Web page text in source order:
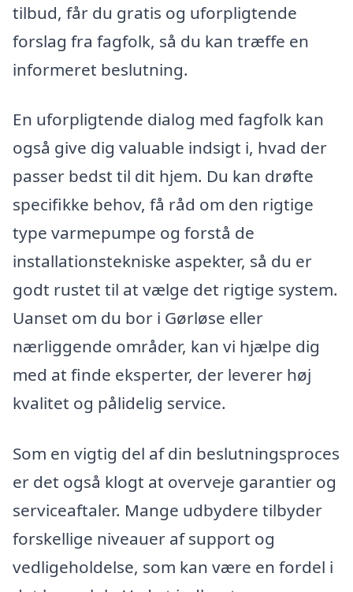
tilbud, får du gratis og uforpligtende
forslag fra fagfolk, så du kan træffe en
informeret beslutning.
En uforpligtende dialog med fagfolk kan
også give dig valuable indsigt i, hvad der
passer bedst til dit hjem. Du kan drøfte
specifikke behov, få råd om den rigtige
type varmepumpe og forstå de
installationstekniske aspekter, så du er
godt rustet til at vælge det rigtige system.
Uanset om du bor i Gørløse eller
nærliggende områder, kan vi hjælpe dig
med at finde eksperter, der leverer høj
kvalitet og pålidelig service.
Som en vigtig del af din beslutningsproces
er det også klogt at overveje garantier og
serviceaftaler. Mange udbydere tilbyder
forskellige niveauer af support og
vedligeholdelse, som kan være en fordel i